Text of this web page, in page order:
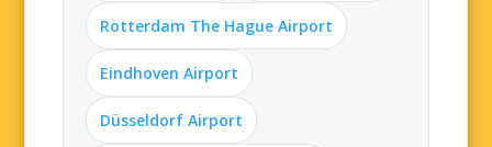
Rotterdam The Hague Airport
Eindhoven Airport
Düsseldorf Airport